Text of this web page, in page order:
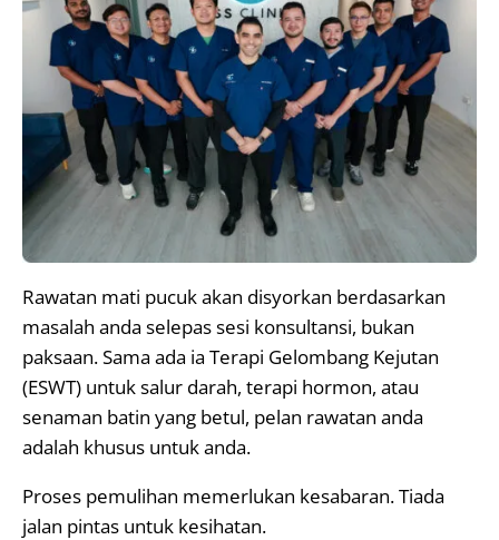
Rawatan mati pucuk akan disyorkan berdasarkan
masalah anda selepas sesi konsultansi, bukan
paksaan. Sama ada ia Terapi Gelombang Kejutan
(ESWT) untuk salur darah, terapi hormon, atau
senaman batin yang betul, pelan rawatan anda
adalah khusus untuk anda.
Proses pemulihan memerlukan kesabaran. Tiada
jalan pintas untuk kesihatan.